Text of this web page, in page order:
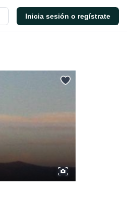
Inicia sesión o regístrate